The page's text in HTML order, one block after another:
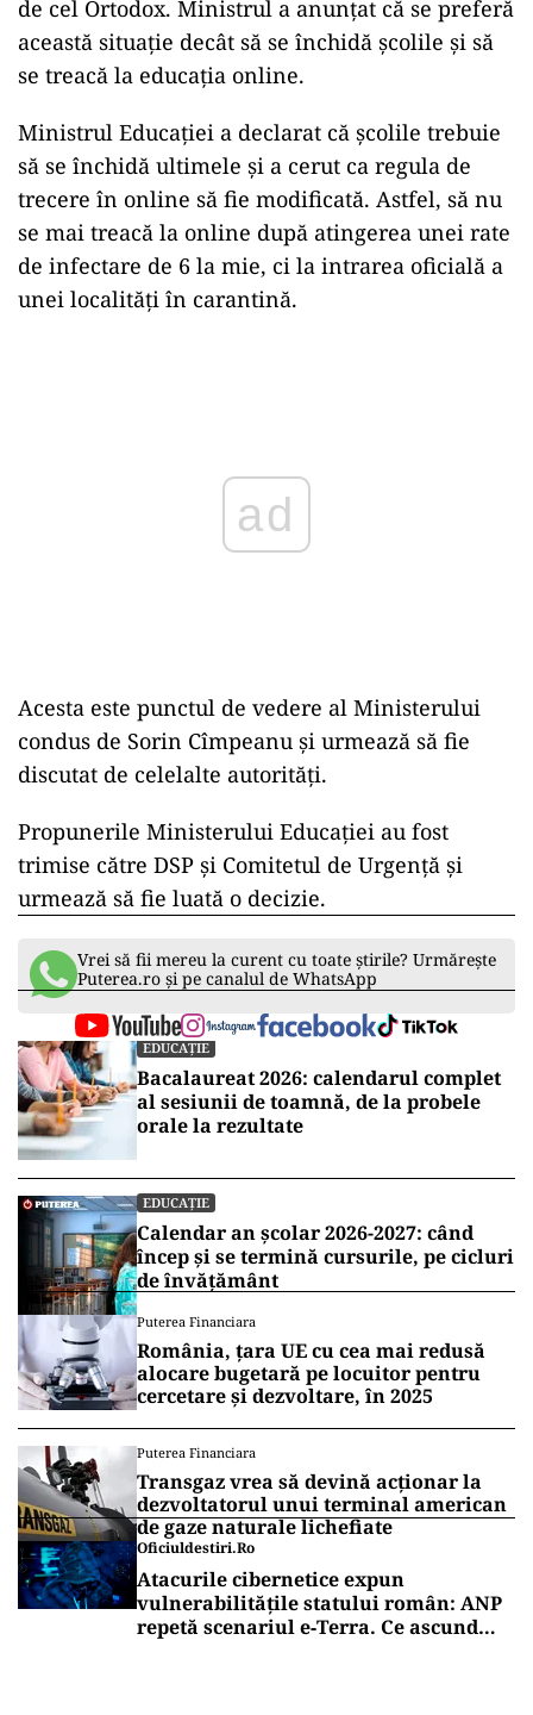
de cel Ortodox. Ministrul a anunțat că se preferă
această situație decât să se închidă școlile și să
se treacă la educația online.
Ministrul Educației a declarat că școlile trebuie
să se închidă ultimele și a cerut ca regula de
trecere în online să fie modificată. Astfel, să nu
se mai treacă la online după atingerea unei rate
de infectare de 6 la mie, ci la intrarea oficială a
unei localități în carantină.
ad
Acesta este punctul de vedere al Ministerului
condus de Sorin Cîmpeanu și urmează să fie
discutat de celelalte autorități.
Propunerile Ministerului Educației au fost
trimise către DSP și Comitetul de Urgență și
urmează să fie luată o decizie.
Vrei să fii mereu la curent cu toate știrile? Urmărește
Puterea.ro și pe canalul de WhatsApp
EDUCAȚIE
Bacalaureat 2026: calendarul complet
al sesiunii de toamnă, de la probele
orale la rezultate
EDUCAȚIE
Calendar an școlar 2026-2027: când
încep și se termină cursurile, pe cicluri
de învățământ
Puterea Financiara
România, țara UE cu cea mai redusă
alocare bugetară pe locuitor pentru
cercetare și dezvoltare, în 2025
Puterea Financiara
Transgaz vrea să devină acționar la
dezvoltatorul unui terminal american
de gaze naturale lichefiate
Oficiuldestiri.ro
Atacurile cibernetice expun
vulnerabilitățile statului român: ANP
repetă scenariul e‑Terra. Ce ascund